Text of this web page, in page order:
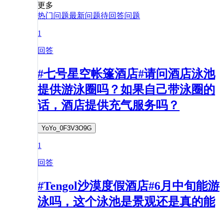
更多
热门问题最新问题待回答问题
1
回答
#七号星空帐篷酒店#请问酒店泳池
提供游泳圈吗？如果自己带泳圈的
话，酒店提供充气服务吗？
YoYo_0F3V3O9G
1
回答
#Tengol沙漠度假酒店#6月中旬能游
泳吗，这个泳池是景观还是真的能